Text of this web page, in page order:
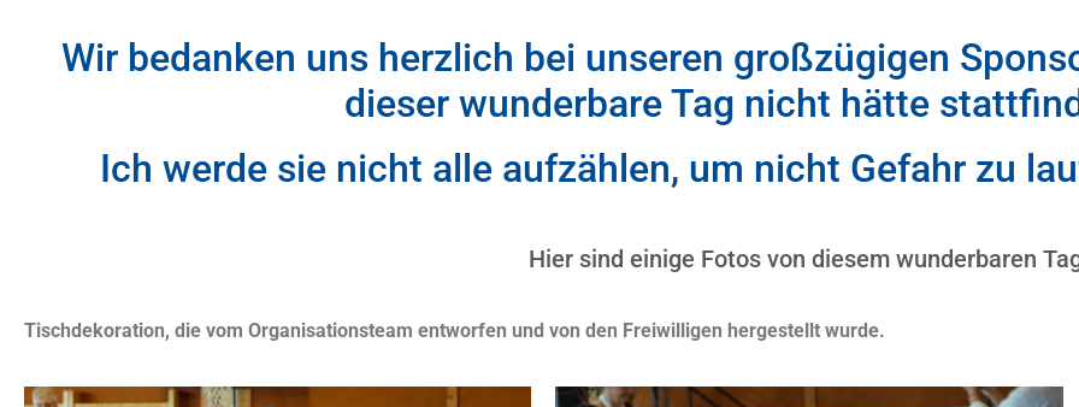
Wir bedanken uns herzlich bei unseren großzügigen
dieser wunderbare Tag nicht hätte
Ich werde sie nicht alle aufzählen, um nicht Gefahr zu
Hier sind einige Fotos von diesem wunderbaren
Tischdekoration, die vom Organisationsteam entworfen und von den Freiwilligen hergestellt wurde.